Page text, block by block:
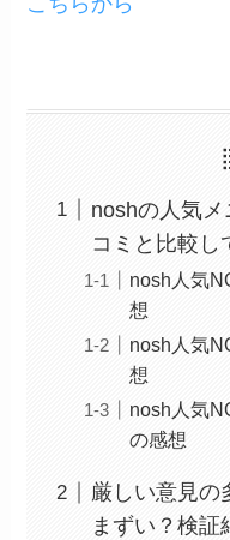
noshの人気
コミと比較し
nosh人気
想
nosh人気
想
nosh人気
の感想
厳しい意見の
まずい？検証